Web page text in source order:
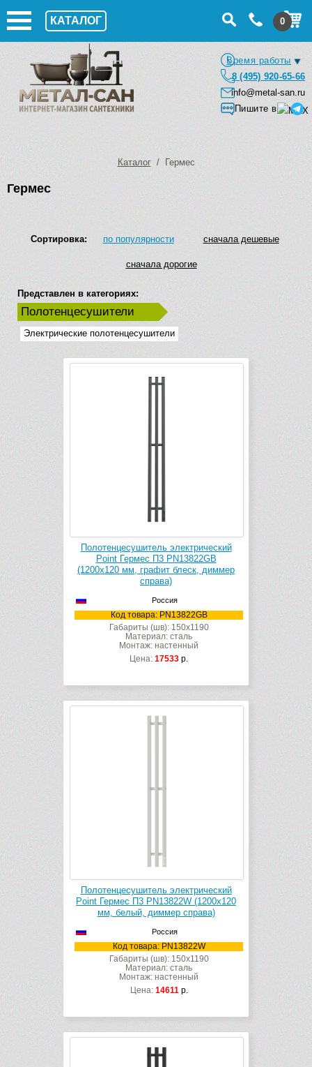
КАТАЛОГ 0
Время работы
8 (495) 920-65-66
info@metal-san.ru
Пишите в
Каталог/ Гермес
Гермес
Сортировка: по популярности сначала дешевые
сначала дорогие
Представлен в категориях:
Полотенцесушители
Электрические полотенцесушители
Полотенцесушитель электрический
Point Гермес П3 PN13822GB
(1200х120 мм, графит блеск, диммер
справа)
Россия
Код товара: PN13822GB
Габариты (шв): 150x1190
Материал: сталь
Монтаж: настенный
Цена: 17533 р.
Полотенцесушитель электрический
Point Гермес П3 PN13822W (1200х120
мм, белый, диммер справа)
Россия
Код товара: PN13822W
Габариты (шв): 150x1190
Материал: сталь
Монтаж: настенный
Цена: 14611р.